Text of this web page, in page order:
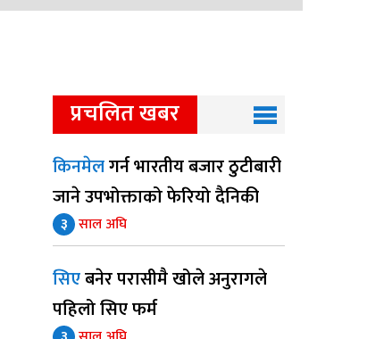
प्रचलित खबर
किनमेलगर्न भारतीय बजार ठुटीबारी
जाने उपभोक्ताको फेरियो दैनिकी
३ साल अघि
सिएबनेर परासीमै खोले अनुरागले
पहिलो सिए फर्म